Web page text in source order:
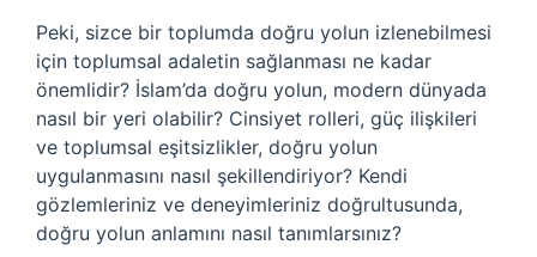
Peki, sizce bir toplumda doğru yolun izlenebilmesi
için toplumsal adaletin sağlanması ne kadar
önemlidir? İslam’da doğru yolun, modern dünyada
nasıl bir yeri olabilir? Cinsiyet rolleri, güç ilişkileri
ve toplumsal eşitsizlikler, doğru yolun
uygulanmasını nasıl şekillendiriyor? Kendi
gözlemleriniz ve deneyimleriniz doğrultusunda,
doğru yolun anlamını nasıl tanımlarsınız?